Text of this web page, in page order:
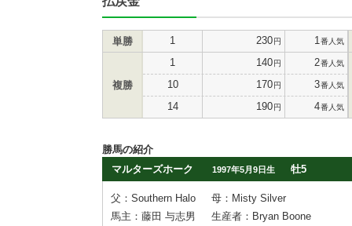
単勝 1 230円 1 番人気
複勝
1 140円 2番人気
10 170円 3番人気
14 190円 4番人気
勝馬の紹介
マルターズホーク
1997年5月9日生 牡5
父：Southern Halo
母：Misty Silver
馬主：藤田 与志男
生産者：Bryan Boone